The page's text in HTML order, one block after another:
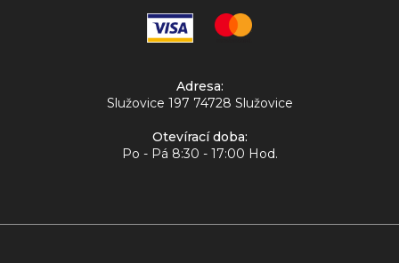
Adresa:
Služovice 197 74728 Služovice
Otevírací doba:
Po - Pá 8:30 - 17:00 Hod.